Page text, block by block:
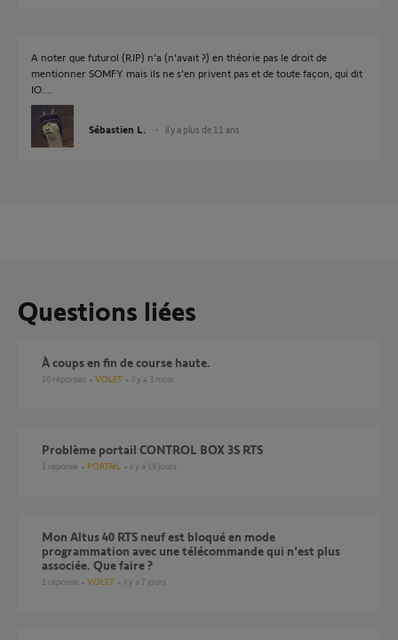
A noter que futurol (RIP) n'a (n'avait ?) en théorie pas le droit de
mentionner SOMFY mais ils ne s'en privent pas et de toute façon, qui dit
IO....
Sébastien L. il y a plus de 11 ans
Questions liées
À coups en fin de course haute.
10 réponses VOLET il y a 3 mois
Problème portail CONTROL BOX 3S RTS
1 réponse PORTAIL il y a 19 jours
Mon Altus 40 RTS neuf est bloqué en mode
programmation avec une télécommande qui n'est plus
associée. Que faire ?
1 réponse VOLET il y a 7 jours